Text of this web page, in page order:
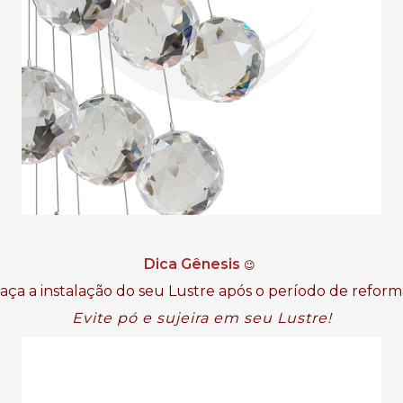
Dica Gênesis 😉
a instalação do seu Lustre após o período de
Evite pó e sujeira em seu Lustre!